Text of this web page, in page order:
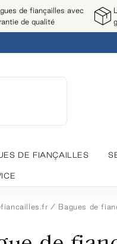
de fiançailles avec
de qualité
DE FIANÇAILLES
Bagues de